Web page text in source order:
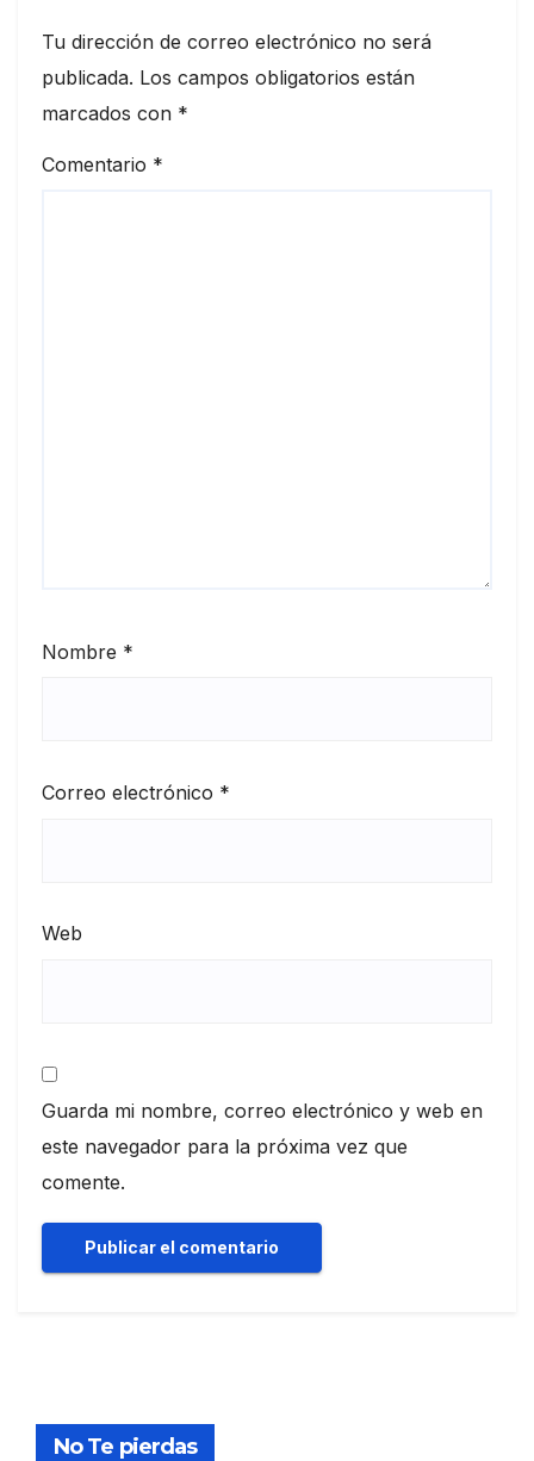
Tu dirección de correo electrónico no será
publicada. Los campos obligatorios están
marcados con *
Comentario *
Nombre *
Correo electrónico *
Web
Guarda mi nombre, correo electrónico y web en
este navegador para la próxima vez que
comente.
No Te pierdas